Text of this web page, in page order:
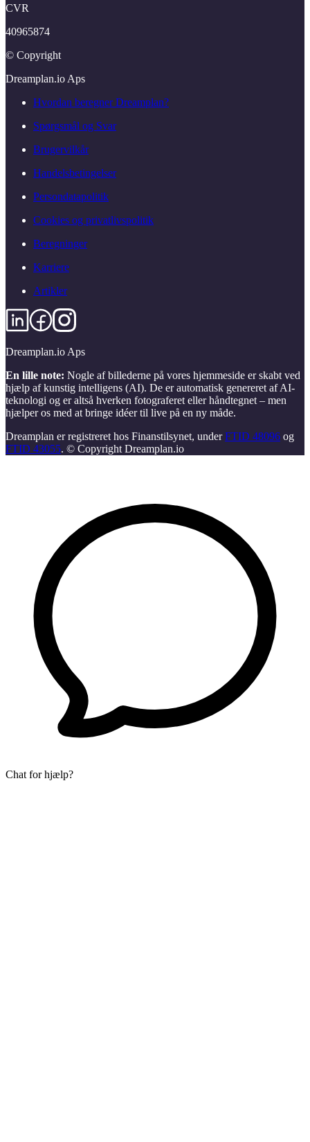
CVR
40965874
© Copyright
Dreamplan.​io Aps
Hvordan beregner Dreamplan?
Spørgsmål og Svar
Brugervilkår
Handelsbetingelser
Persondatapolitik
Cookies og privatlivspolitik
Beregninger
Karriere
Artikler
Dreamplan.io Aps
En lille note: Nogle af billederne på vores hjemmeside er skabt ved
hjælp af kunstig intelligens (AI). De er automatisk genereret af AI-
teknologi og er altså hverken fotograferet eller håndtegnet – men
hjælper os med at bringe idéer til live på en ny måde.
Dreamplan er registreret hos Finanstilsynet, underFTID 48096 og
FTID 43055. © Copyright Dreamplan.io
Chat for hjælp?